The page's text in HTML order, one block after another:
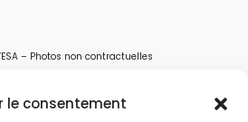
le consentement
– Photos non contractuelles
toutes les solutions pour récupérer l’eau de
filtrer, traiter et potabiliser l’eau d’un forage,